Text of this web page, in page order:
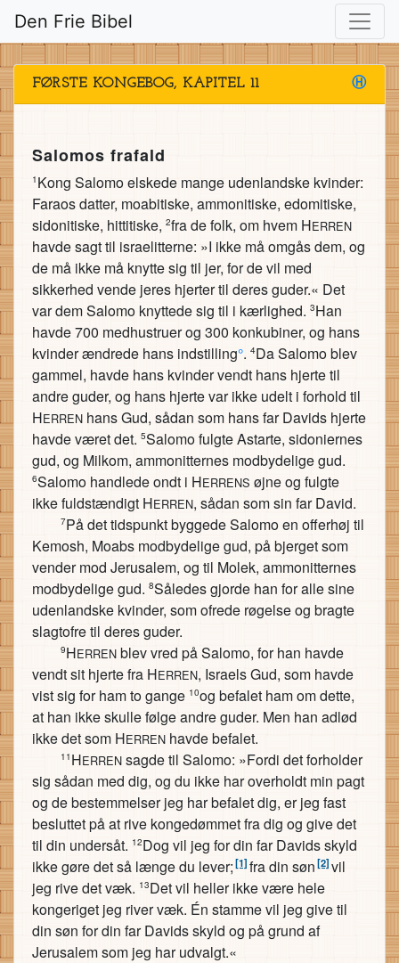
Den Frie Bibel
FØRSTE KONGEBOG, KAPITEL 11 Ⓗ
Salomos frafald
1 Kong Salomo elskede mange udenlandske kvinder:
Faraos datter, moabitiske, ammonitiske, edomitiske,
sidonitiske, hittitiske, 2fra de folk, om hvem HERREN
havde sagt til israelitterne: »I ikke må omgås dem, og
de må ikke må knytte sig til jer, for de vil med
sikkerhed vende jeres hjerter til deres guder.« Det
var dem Salomo knyttede sig til i kærlighed. 3Han
havde 700 medhustruer og 300 konkubiner, og hans
kvinder ændrede hans indstilling°. 4Da Salomo blev
gammel, havde hans kvinder vendt hans hjerte til
andre guder, og hans hjerte var ikke udelt i forhold til
HERREN hans Gud, sådan som hans far Davids hjerte
havde været det. 5Salomo fulgte Astarte, sidoniernes
gud, og Milkom, ammonitternes modbydelige gud.
6Salomo handlede ondt i HERRENS øjne og fulgte
ikke fuldstændigt HERREN, sådan som sin far David.
7På det tidspunkt byggede Salomo en offerhøj til
Kemosh, Moabs modbydelige gud, på bjerget som
vender mod Jerusalem, og til Molek, ammonitternes
modbydelige gud. 8Således gjorde han for alle sine
udenlandske kvinder, som ofrede røgelse og bragte
slagtofre til deres guder.
9HERREN blev vred på Salomo, for han havde
vendt sit hjerte fra HERREN, Israels Gud, som havde
vist sig for ham to gange 10og befalet ham om dette,
at han ikke skulle følge andre guder. Men han adlød
ikke det som HERREN havde befalet.
11 HERREN sagde til Salomo: »Fordi det forholder
sig sådan med dig, og du ikke har overholdt min pagt
og de bestemmelser jeg har befalet dig, er jeg fast
besluttet på at rive kongedømmet fra dig og give det
til din undersåt. 12Dog vil jeg for din far Davids skyld
ikke gøre det så længe du lever;[1]fra din søn[2]vil
jeg rive det væk. 13Det vil heller ikke være hele
kongeriget jeg river væk. Én stamme vil jeg give til
din søn for din far Davids skyld og på grund af
Jerusalem som jeg har udvalgt.«